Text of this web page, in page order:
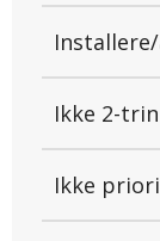
Ikke 2-
Ikke